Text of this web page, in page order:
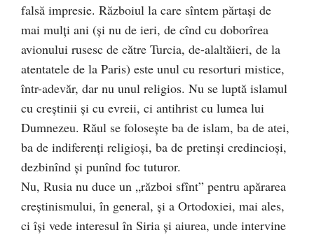
falsă impresie. Războiul la care sîntem părtaşi de
mai mulţi ani (şi nu de ieri, de cînd cu doborîrea
avionului rusesc de către Turcia, de-alaltăieri, de la
atentatele de la Paris) este unul cu resorturi mistice,
într-adevăr, dar nu unul religios. Nu se luptă islamul
cu creştinii şi cu evreii, ci antihrist cu lumea lui
Dumnezeu. Răul se foloseşte ba de islam, ba de atei,
ba de indiferenţi religioşi, ba de pretinşi credincioşi,
dezbinînd şi punînd foc tuturor.
Nu, Rusia nu duce un „război sfînt” pentru apărarea
creştinismului, în general, şi a Ortodoxiei, mai ales,
ci îşi vede interesul în Siria şi aiurea, unde intervine